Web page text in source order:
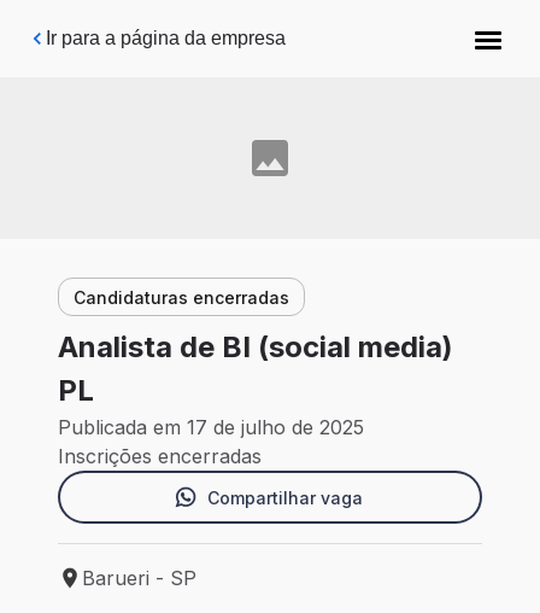
Pular para o conteúdo principal
Ir para a página da empresa
Candidaturas encerradas
Analista de BI (social media)
PL
Publicada em 17 de julho de 2025
Inscrições encerradas
Compartilhar vaga
Local de trabalho: Barueri - SP
Barueri - SP